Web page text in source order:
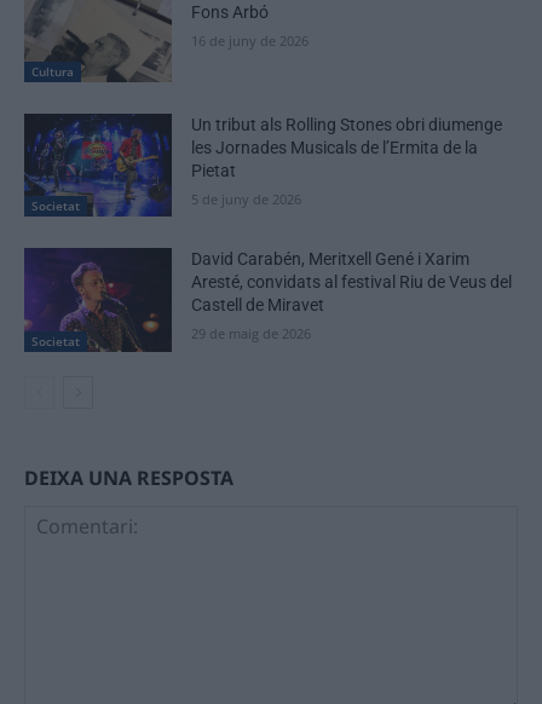
Cultura
Fons Arbó
16 de juny de 2026
Societat
Un tribut als Rolling Stones obri diumenge
les Jornades Musicals de l’Ermita de la
Pietat
5 de juny de 2026
Societat
David Carabén, Meritxell Gené i Xarim
Aresté, convidats al festival Riu de Veus del
Castell de Miravet
29 de maig de 2026
DEIXA UNA RESPOSTA